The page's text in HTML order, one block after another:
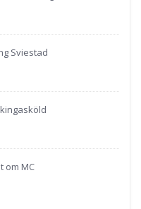
Sviestad
om MC